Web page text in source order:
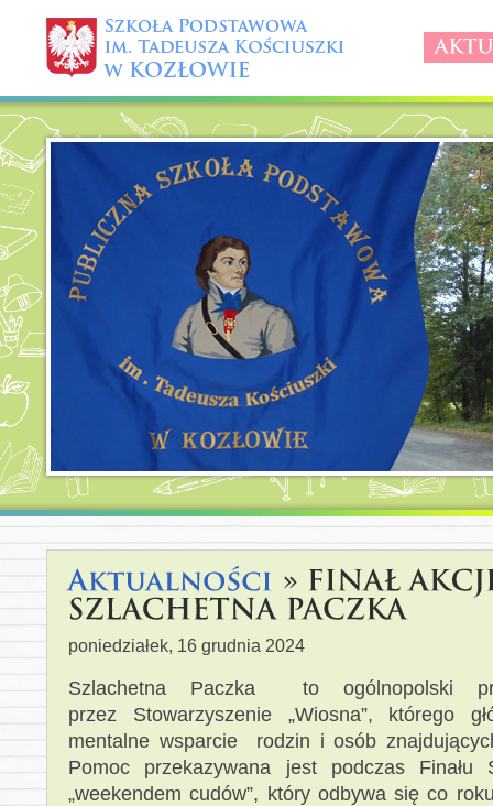
poniedziałek, 16 grudnia 2024
Szlachetna Paczka to ogólnopolski
przez Stowarzyszenie „Wiosna”, którego
mentalne wsparcie rodzin i osób
Pomoc przekazywana jest podczas Finału
„weekendem cudów”, który odbywa się co